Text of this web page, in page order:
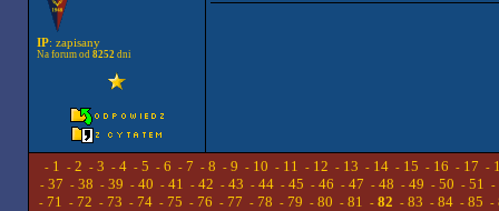
IP: zapisany
Na forum od 8252dni
- 1 - 2 - 3 - 4 - 5 - 6 - 7 - 8 - 9 - 10 - 11 - 12 - 13 - 14 - 15 - 16 - 17 -
- 37 - 38 - 39 - 40 - 41 - 42 - 43 - 44- 45 - 46 - 47 - 48 - 49 - 50 - 51 -
- 71 - 72 - 73 - 74 - 75 - 76 - 77 - 78 - 79 - 80 - 81 - 82 - 83 - 84 - 85 -